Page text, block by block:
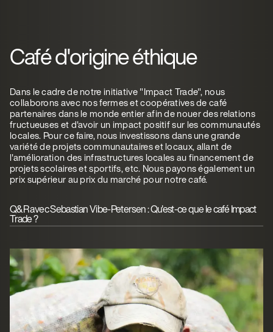
Café d'origine éthique
Dans le cadre de notre initiative "Impact Trade", nous
collaborons avec nos fermes et coopératives de café
partenaires dans le monde entier afin de nouer des relations
fructueuses et d'avoir un impact positif sur les communautés
locales. Pour ce faire, nous investissons dans une grande
variété de projets communautaires et locaux, allant de
l'amélioration des infrastructures locales au financement de
projets scolaires et sportifs, etc. Nous payons également un
prix supérieur au prix du marché pour notre café.
Q&R avec Sebastian Vibe-Petersen : Qu'est-ce que le café Impact
Trade ?